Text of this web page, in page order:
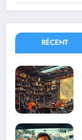
RÉCENT